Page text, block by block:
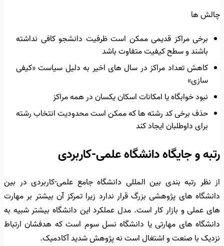
چالش ها
برخی مراکز قدیمی ممکن است ظرفیت دانشجو کافی نداشته
باشند و سطح کیفیت متفاوت باشد
کاهش تعداد مراکز در سال های اخیر به دلیل سیاست «کیفی
سازی»
نبود خوابگاه یا امکانات اسکان یکسان در همه مراکز
حذف برخی کد رشته ها که ممکن است محدودیت انتخاب رشته
برای داوطلبان ایجاد کند
رتبه و جایگاه دانشگاه علمی-کاربردی
از نظر رتبه بندی بین المللی دانشگاه جامع علمی-کاربردی در بین
دانشگاه های پژوهشی بزرگ قرار ندارد زیرا تمرکز آن بیشتر بر مهارت
های عملی و بازار کار است. مدل عملکرد این دانشگاه بیشتر شبیه به
دانشگاه های مهارتی یا دانشگاه نسل سوم است که هدفشان ارتباط
نزدیک با صنعت و اشتغال است نه پژوهش شدید آکادمیک.